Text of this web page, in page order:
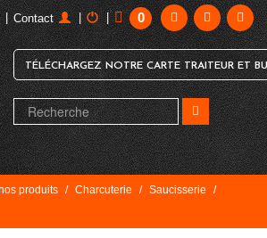
| Contact | | 0
TÉLÉCHARGEZ NOTRE CARTE TRAITEUR ET
produits / Charcuterie / Saucisserie
/